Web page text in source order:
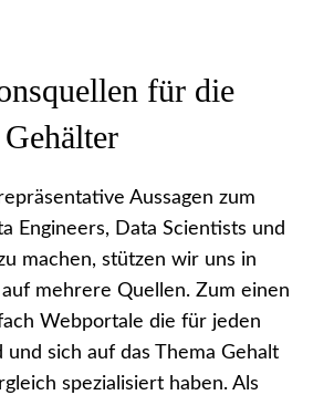
für die
Aussagen zum
Engineers, Data Scientists und
machen, stützen wir uns in
mehrere Quellen. Zum einen
Webportale die für jeden
und sich auf das Thema Gehalt
spezialisiert haben. Als